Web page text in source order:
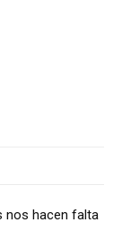
nos hacen falta